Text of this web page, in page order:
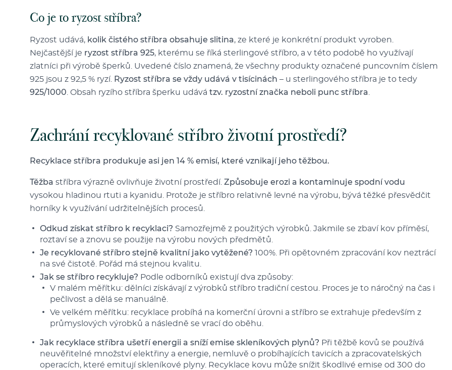
Co je to ryzost stříbra?
Ryzost udává, kolik čistého stříbra obsahuje slitina, ze které je konkrétní produkt vyroben.
Nejčastější je ryzost stříbra 925, kterému se říká sterlingové stříbro, a v této podobě ho využívají
zlatníci při výrobě šperků. Uvedené číslo znamená, že všechny produkty označené puncovním číslem
925 jsou z 92,5 % ryzí. Ryzost stříbra se vždy udává v tisícinách – u sterlingového stříbra je to tedy
925/1000. Obsah ryzího stříbra šperku udává tzv. ryzostní značka neboli punc stříbra.
Zachrání recyklované stříbro životní prostředí?
Recyklace stříbra produkuje asi jen 14 % emisí, které vznikají jeho těžbou.
Těžba stříbra výrazně ovlivňuje životní prostředí. Způsobuje erozi a kontaminuje spodní vodu
vysokou hladinou rtuti a kyanidu. Protože je stříbro relativně levné na výrobu, bývá těžké přesvědčit
horníky k využívání udržitelnějších procesů.
Odkud získat stříbro k recyklaci? Samozřejmě z použitých výrobků. Jakmile se zbaví kov příměsí,
roztaví se a znovu se použije na výrobu nových předmětů.
Je recyklované stříbro stejně kvalitní jako vytěžené? 100%. Při opětovném zpracování kov neztrácí
na své čistotě. Pořád má stejnou kvalitu.
Jak se stříbro recykluje? Podle odborníků existují dva způsoby:
V malém měřítku: dělníci získávají z výrobků stříbro tradiční cestou. Proces je to náročný na čas i
pečlivost a dělá se manuálně.
Ve velkém měřítku: recyklace probíhá na komerční úrovni a stříbro se extrahuje především z
průmyslových výrobků a následně se vrací do oběhu.
Jak recyklace stříbra ušetří energii a sníží emise skleníkových plynů? Při těžbě kovů se používá
neuvěřitelné množství elektřiny a energie, nemluvě o probíhajících tavicích a zpracovatelských
operacích, které emitují skleníkové plyny. Recyklace kovu může snížit škodlivé emise od 300 do